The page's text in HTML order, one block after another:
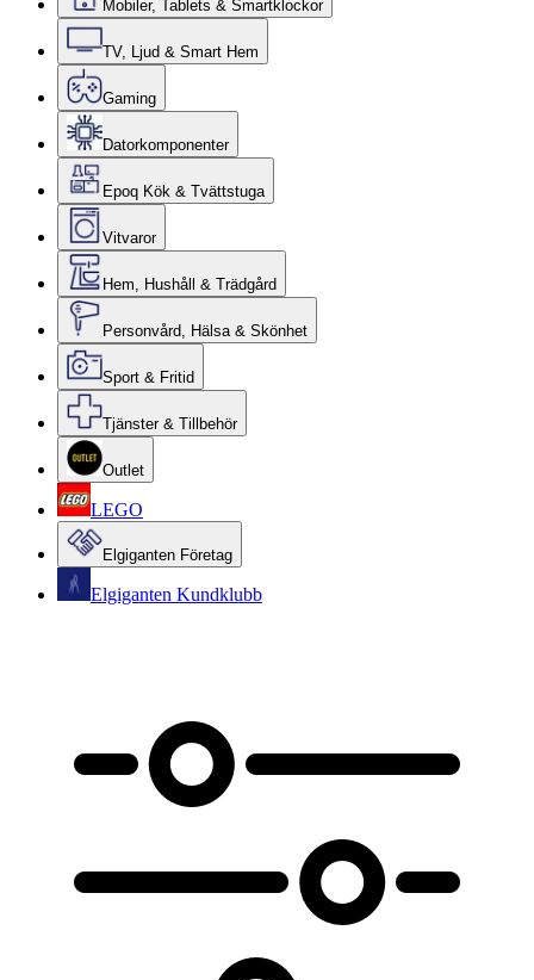
Mobiler, Tablets & Smartklockor
TV, Ljud & Smart Hem
Gaming
Datorkomponenter
Epoq Kök & Tvättstuga
Vitvaror
Hem, Hushåll & Trädgård
Personvård, Hälsa & Skönhet
Sport & Fritid
Tjänster & Tillbehör
Outlet
LEGO
Elgiganten Företag
Elgiganten Kundklubb